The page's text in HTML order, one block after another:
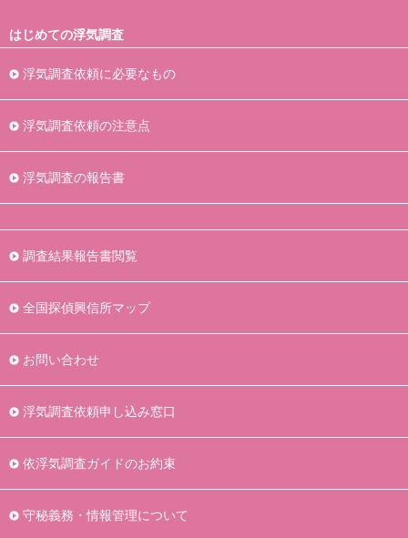
はじめての浮気調査
浮気調査依頼に必要なもの
浮気調査依頼の注意点
浮気調査の報告書
調査結果報告書閲覧
全国探偵興信所マップ
お問い合わせ
浮気調査依頼申し込み窓口
依浮気調査ガイドのお約束
守秘義務・情報管理について